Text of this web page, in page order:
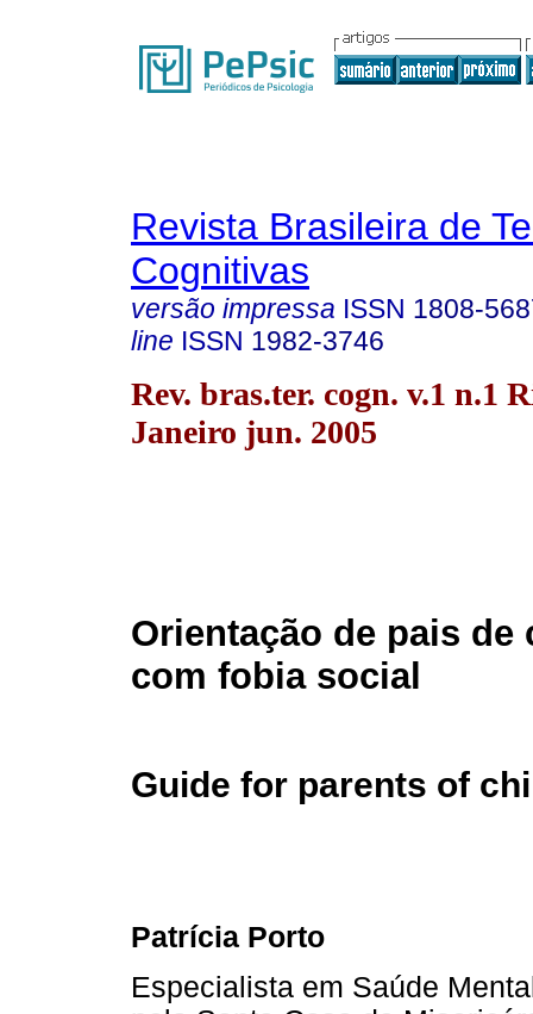
Revista Brasileira de
Cognitivas
versão impressa ISSN 1808-
line ISSN 1982-3746
Rev. bras.ter. cogn. v.1 n.1
Janeiro jun. 2005
Orientação de pais de
com fobia social
Guide for parents of
Patrícia Porto
Especialista em Saúde